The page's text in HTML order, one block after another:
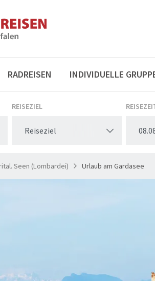
RADREISEN INDIVIDUELLE
REISEZIEL
Reiseziel
Seen (Lombardei) Urlaub am Gardasee